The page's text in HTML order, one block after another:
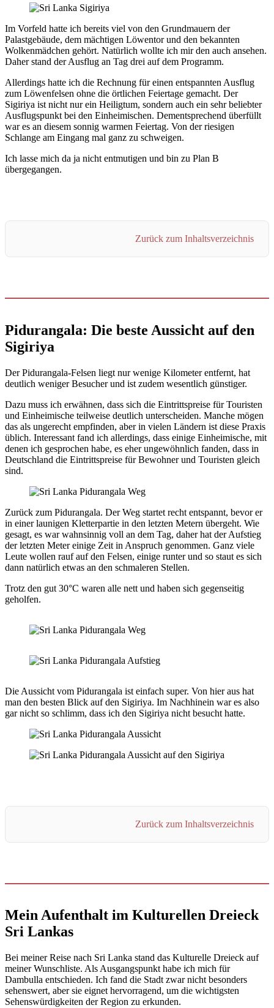
Im Vorfeld hatte ich bereits viel von den Grundmauern der
Palastgebäude, dem mächtigen Löwentor und den bekannten
Wolkenmädchen gehört. Natürlich wollte ich mir den auch ansehen.
Daher stand der Ausflug an Tag drei auf dem Programm.
Allerdings hatte ich die Rechnung für einen entspannten Ausflug
zum Löwenfelsen ohne die örtlichen Feiertage gemacht. Der
Sigiriya ist nicht nur ein Heiligtum, sondern auch ein sehr beliebter
Ausflugspunkt bei den Einheimischen. Dementsprechend überfüllt
war es an diesem sonnig warmen Feiertag. Von der riesigen
Schlange am Eingang mal ganz zu schweigen.
Ich lasse mich da ja nicht entmutigen und bin zu Plan B
übergegangen.
Zurück zum Inhaltsverzeichnis
Pidurangala: Die beste Aussicht auf den
Sigiriya
Der Pidurangala-Felsen liegt nur wenige Kilometer entfernt, hat
deutlich weniger Besucher und ist zudem wesentlich günstiger.
Dazu muss ich erwähnen, dass sich die Eintrittspreise für Touristen
und Einheimische teilweise deutlich unterscheiden. Manche mögen
das als ungerecht empfinden, aber in vielen Ländern ist diese Praxis
üblich. Interessant fand ich allerdings, dass einige Einheimische, mit
denen ich gesprochen habe, es eher ungewöhnlich fanden, dass in
Deutschland die Eintrittspreise für Bewohner und Touristen gleich
sind.
Zurück zum Pidurangala. Der Weg startet recht entspannt, bevor er
in einer launigen Kletterpartie in den letzten Metern übergeht. Wie
gesagt, es war wahnsinnig voll an dem Tag, daher hat der Aufstieg
der letzten Meter einige Zeit in Anspruch genommen. Ganz viele
Leute wollen rauf auf den Felsen, einige runter und so staut es sich
dann natürlich etwas an den schmaleren Stellen.
Trotz den gut 30°C waren alle nett und haben sich gegenseitig
geholfen.
Die Aussicht vom Pidurangala ist einfach super. Von hier aus hat
man den besten Blick auf den Sigiriya. Im Nachhinein war es also
gar nicht so schlimm, dass ich den Sigiriya nicht besucht hatte.
Zurück zum Inhaltsverzeichnis
Mein Aufenthalt im Kulturellen Dreieck
Sri Lankas
Bei meiner Reise nach Sri Lanka stand das Kulturelle Dreieck auf
meiner Wunschliste. Als Ausgangspunkt habe ich mich für
Dambulla entschieden. Ich fand die Stadt zwar nicht besonders
sehenswert, aber sie eignet hervorragend, um die wichtigsten
Sehenswürdigkeiten der Region zu erkunden.